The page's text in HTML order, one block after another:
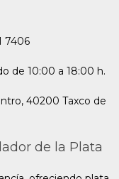
7406
de 10:00 a 18:00 h.
40200 Taxco de
de la Plata